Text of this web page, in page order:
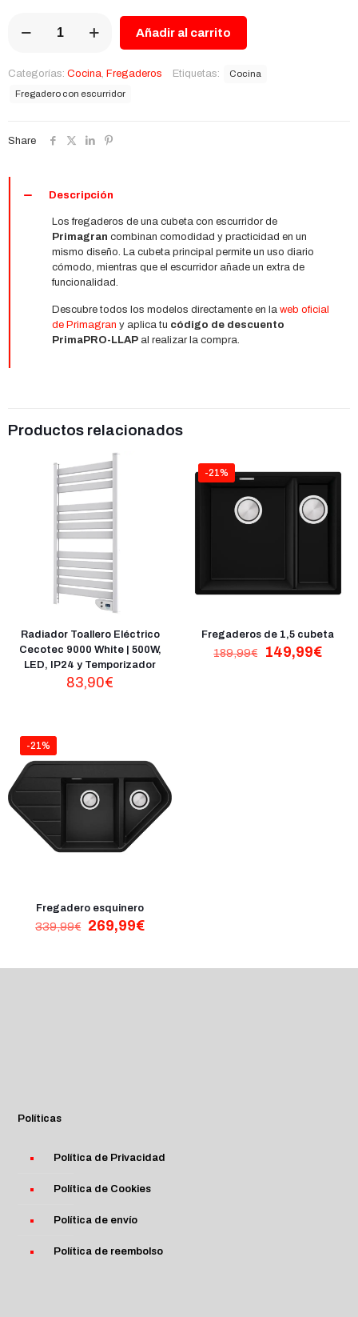
era:
139,99€.
es:
109,99€.
con
escurridor
Añadir al carrito
Categorías: Cocina, Fregaderos Etiquetas: Cocina
Fregadero con escurridor
Share
Descripción
Los fregaderos de una cubeta con escurridor de
Primagran combinan comodidad y practicidad en un
mismo diseño. La cubeta principal permite un uso diario
cómodo, mientras que el escurridor añade un extra de
funcionalidad.
Descubre todos los modelos directamente en la web oficial
de Primagran y aplica tu código de descuento
PrimaPRO-LLAPal realizar la compra.
Productos relacionados
Radiador Toallero Eléctrico
Cecotec 9000 White | 500W,
LED, IP24 y Temporizador
83,90€
-21%
Fregaderos de 1,5 cubeta
189,99€
El
149,99€El
-21%
Fregadero esquinero
339,99€
El
era:
269,99€El
es:
Políticas
Política de Privacidad
Política de Cookies
Política de envío
Política de reembolso